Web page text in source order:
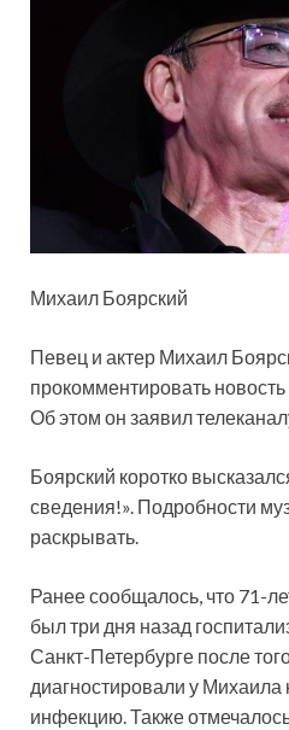
Михаил Боярский
Певец и актер Михаил
прокомментировать
Об этом он заявил
Боярский коротко
сведения!». Подробности
раскрывать.
Ранее сообщалось, что 71-
был три дня назад
Санкт-Петербурге после
диагностировали у
инфекцию. Также